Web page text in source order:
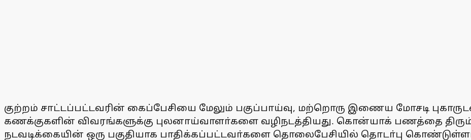
குற்றம் சாட்டப்பட்டவரின் கைப்பேசியை மேலும் பகுப்பாய்வு, மற்றொரு இணைய மோசடி
கணக்குகளின் விவரங்களுக்கு புலனாய்வாளா்களை வழிநடத்தியது. கொன்யாக் பணத்தை
நடவடிக்கையின் ஒரு பகுதியாக பாதிக்கப்பட்டவா்களை தொலைபேசியில் தொடா்பு